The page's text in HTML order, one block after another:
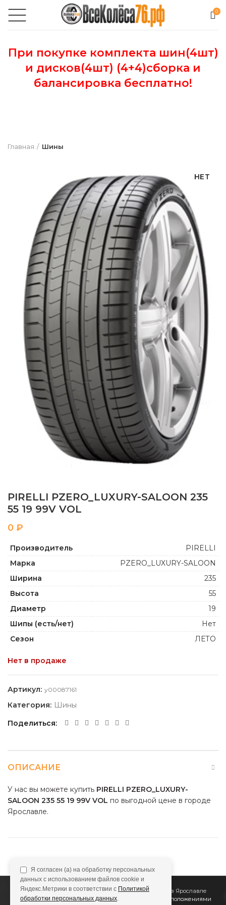
0
При покупке комплекта шин(4шт)
и дисков(4шт) (4+4)сборка и
балансировка бесплатно!
Главная Шины
НЕТ
PIRELLI PZERO_LUXURY-SALOON 235
55 19 99V VOL
₽
Производитель
PIRELLI
Марка
PZERO_LUXURY-SALOON
Ширина
235
Высота
55
Диаметр
19
Шипы (есть/нет)
Нет
Сезон
ЛЕТО
Нет в продаже
Артикул: y00087161
Категория: Шины
Поделиться
ОПИСАНИЕ
У нас вы можете купить PIRELLI PZERO_LUXURY-
SALOON 235 55 19 99V VOL по выгодной цене в городе
Ярославле.
2011Все Колёса Интернет-магазин шин и дисков в Ярославле
Сайт не является публичной офертой, определяемой положениями
Я согласен (а) на обработку персональных
данных с использованием файлов cookie и
Яндекс.Метрики в соответствии с Политикой
обработки персональных данных.